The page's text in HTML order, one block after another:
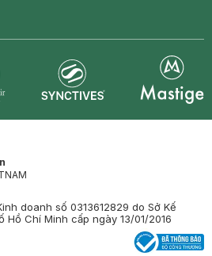
doanh số 0313612829 do Sở Kế
Chí Minh cấp ngày 13/01/2016